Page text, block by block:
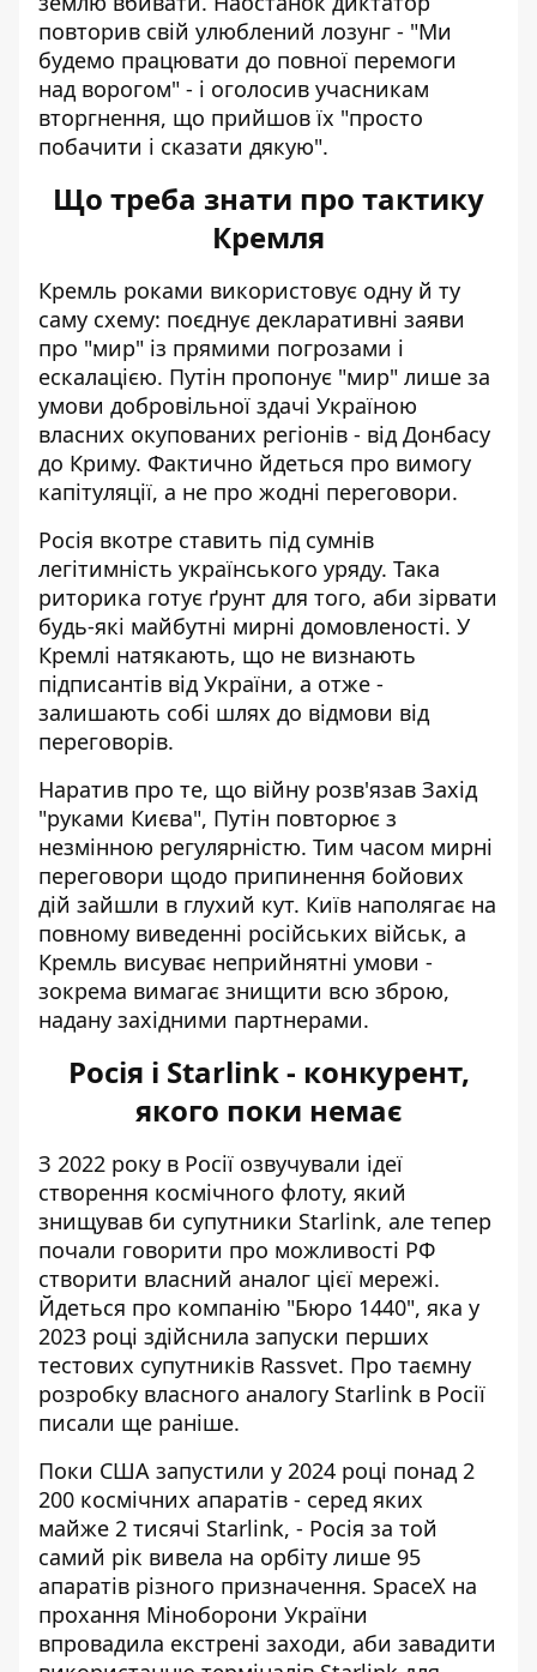
повторив свій улюблений лозунг - "Ми
будемо працювати до повної перемоги
над ворогом" - і оголосив учасникам
вторгнення, що прийшов їх "просто
побачити і сказати дякую".
Що треба знати про тактику
Кремля
Кремль роками використовує одну й ту
саму схему: поєднує декларативні заяви
про "мир" із прямими погрозами і
ескалацією. Путін пропонує "мир" лише за
умови добровільної здачі Україною
власних окупованих регіонів - від Донбасу
до Криму. Фактично йдеться про вимогу
капітуляції, а не про жодні переговори.
Росія вкотре ставить під сумнів
легітимність українського уряду. Така
риторика готує ґрунт для того, аби зірвати
будь-які майбутні мирні домовленості. У
Кремлі натякають, що не визнають
підписантів від України, а отже -
залишають собі шлях до відмови від
переговорів.
Наратив про те, що війну розв'язав Захід
"руками Києва", Путін повторює з
незмінною регулярністю. Тим часом мирні
переговори щодо припинення бойових
дій зайшли в глухий кут. Київ наполягає на
повному виведенні російських військ, а
Кремль висуває неприйнятні умови -
зокрема вимагає знищити всю зброю,
надану західними партнерами.
Росія і Starlink - конкурент,
якого поки немає
З 2022 року в Росії озвучували ідеї
створення космічного флоту, який
знищував би супутники Starlink, але тепер
почали говорити про можливості РФ
створити власний аналог цієї мережі.
Йдеться про компанію "Бюро 1440", яка у
2023 році здійснила запуски перших
тестових супутників Rassvet. Про таємну
розробку власного аналогу Starlink в Росії
писали ще раніше.
Поки США запустили у 2024 році понад 2
200 космічних апаратів - серед яких
майже 2 тисячі Starlink, - Росія за той
самий рік вивела на орбіту лише 95
апаратів різного призначення. SpaceX на
прохання Міноборони України
впровадила екстрені заходи, аби завадити